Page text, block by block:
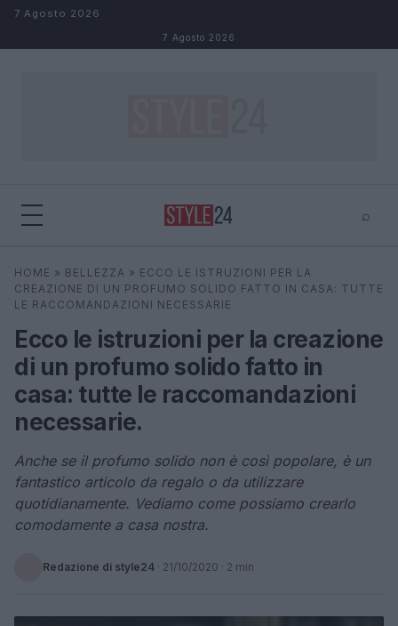
Salta al contenuto
7 Agosto 2026
7 Agosto 2026
⌕
Cerca
HOME » BELLEZZA » ECCO LE ISTRUZIONI PER LA
CREAZIONE DI UN PROFUMO SOLIDO FATTO IN CASA: TUTTE
LE RACCOMANDAZIONI NECESSARIE
Ecco le istruzioni per la creazione
di un profumo solido fatto in
casa: tutte le raccomandazioni
necessarie.
Anche se il profumo solido non è così popolare, è un
fantastico articolo da regalo o da utilizzare
quotidianamente. Vediamo come possiamo crearlo
comodamente a casa nostra.
Redazione di style24 · 21/10/2020 · 2 min